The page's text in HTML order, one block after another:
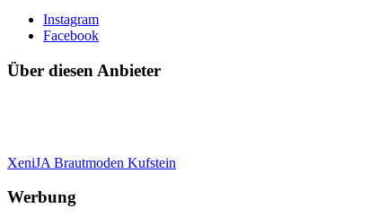
Instagram
Facebook
Über diesen Anbieter
XeniJA Brautmoden Kufstein
Werbung